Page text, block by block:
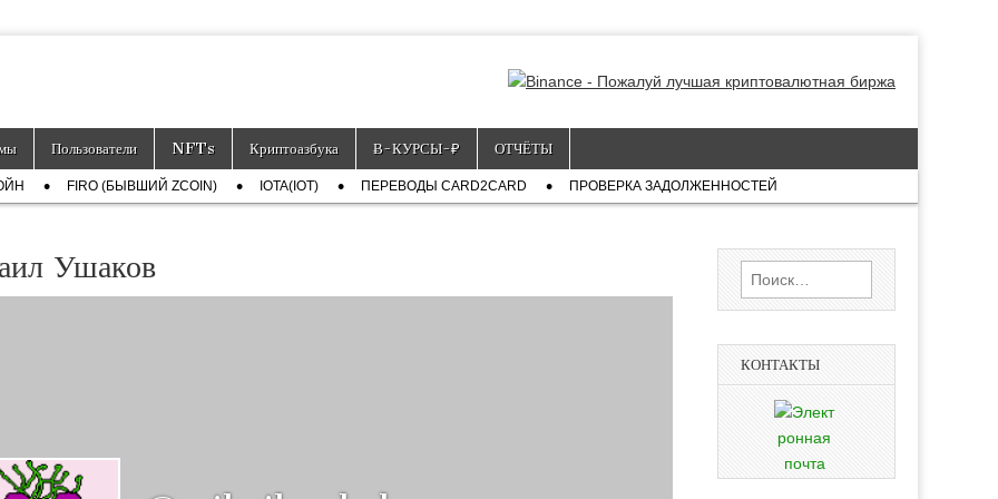
Пользователи NFTs Криптоазбука Ƀ-КУРСЫ-₽ ОТЧЁТЫ
FIRO (БЫВШИЙ ZCOIN) IOTA(IOT) ПЕРЕВОДЫ CARD2CARD ПРОВЕРКА ЗАДОЛЖЕННОСТЕЙ
Ушаков Найти:
КОНТАКТЫ